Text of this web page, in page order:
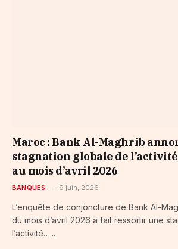
Maroc : Bank Al-Maghrib
stagnation globale de
au mois d’avril 2026
BANQUES 9 juin, 2026
L’enquête de conjoncture de Bank Al-
du mois d’avril 2026 a fait ressortir une
l’activité…...